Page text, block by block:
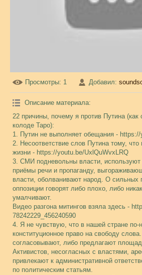
Просмотры: 1 Добавил:
Описание материала:
22 причины, почему я против Путина (как
колоде Таро):
1. Путин не выполняет обещания -
2. Несоответствие слов Путина тому, что
жизни - https://youtu.be/UxlQuWvxLRQ
3. СМИ подневольны власти,
приёмы речи и пропаганду,
власти, оболванивают народ. О сильных
оппозиции говорят либо плохо, либо
умалчивают.
Видео разгона митингов взяла здесь -
78242229_456240590
4. Я не чувствую, что в нашей стране по-
конституционное право на свободу
согласовывают, либо предлагают
Активистов, несогласных с властями,
привлекают к административной
по политическим статьям.